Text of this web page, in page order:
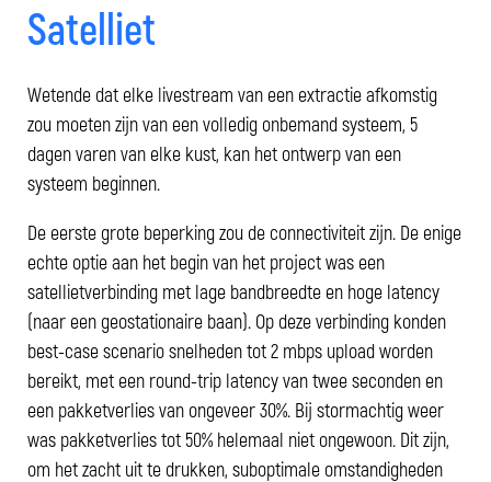
Satelliet
Wetende dat elke livestream van een extractie afkomstig
zou moeten zijn van een volledig onbemand systeem, 5
dagen varen van elke kust, kan het ontwerp van een
systeem beginnen.
De eerste grote beperking zou de connectiviteit zijn. De enige
echte optie aan het begin van het project was een
satellietverbinding met lage bandbreedte en hoge latency
(naar een geostationaire baan). Op deze verbinding konden
best-case scenario snelheden tot 2 mbps upload worden
bereikt, met een round-trip latency van twee seconden en
een pakketverlies van ongeveer 30%. Bij stormachtig weer
was pakketverlies tot 50% helemaal niet ongewoon. Dit zijn,
om het zacht uit te drukken, suboptimale omstandigheden